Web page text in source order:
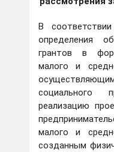
В
определения
грантов в
малого и
социального
реализацию
малого и
созданным